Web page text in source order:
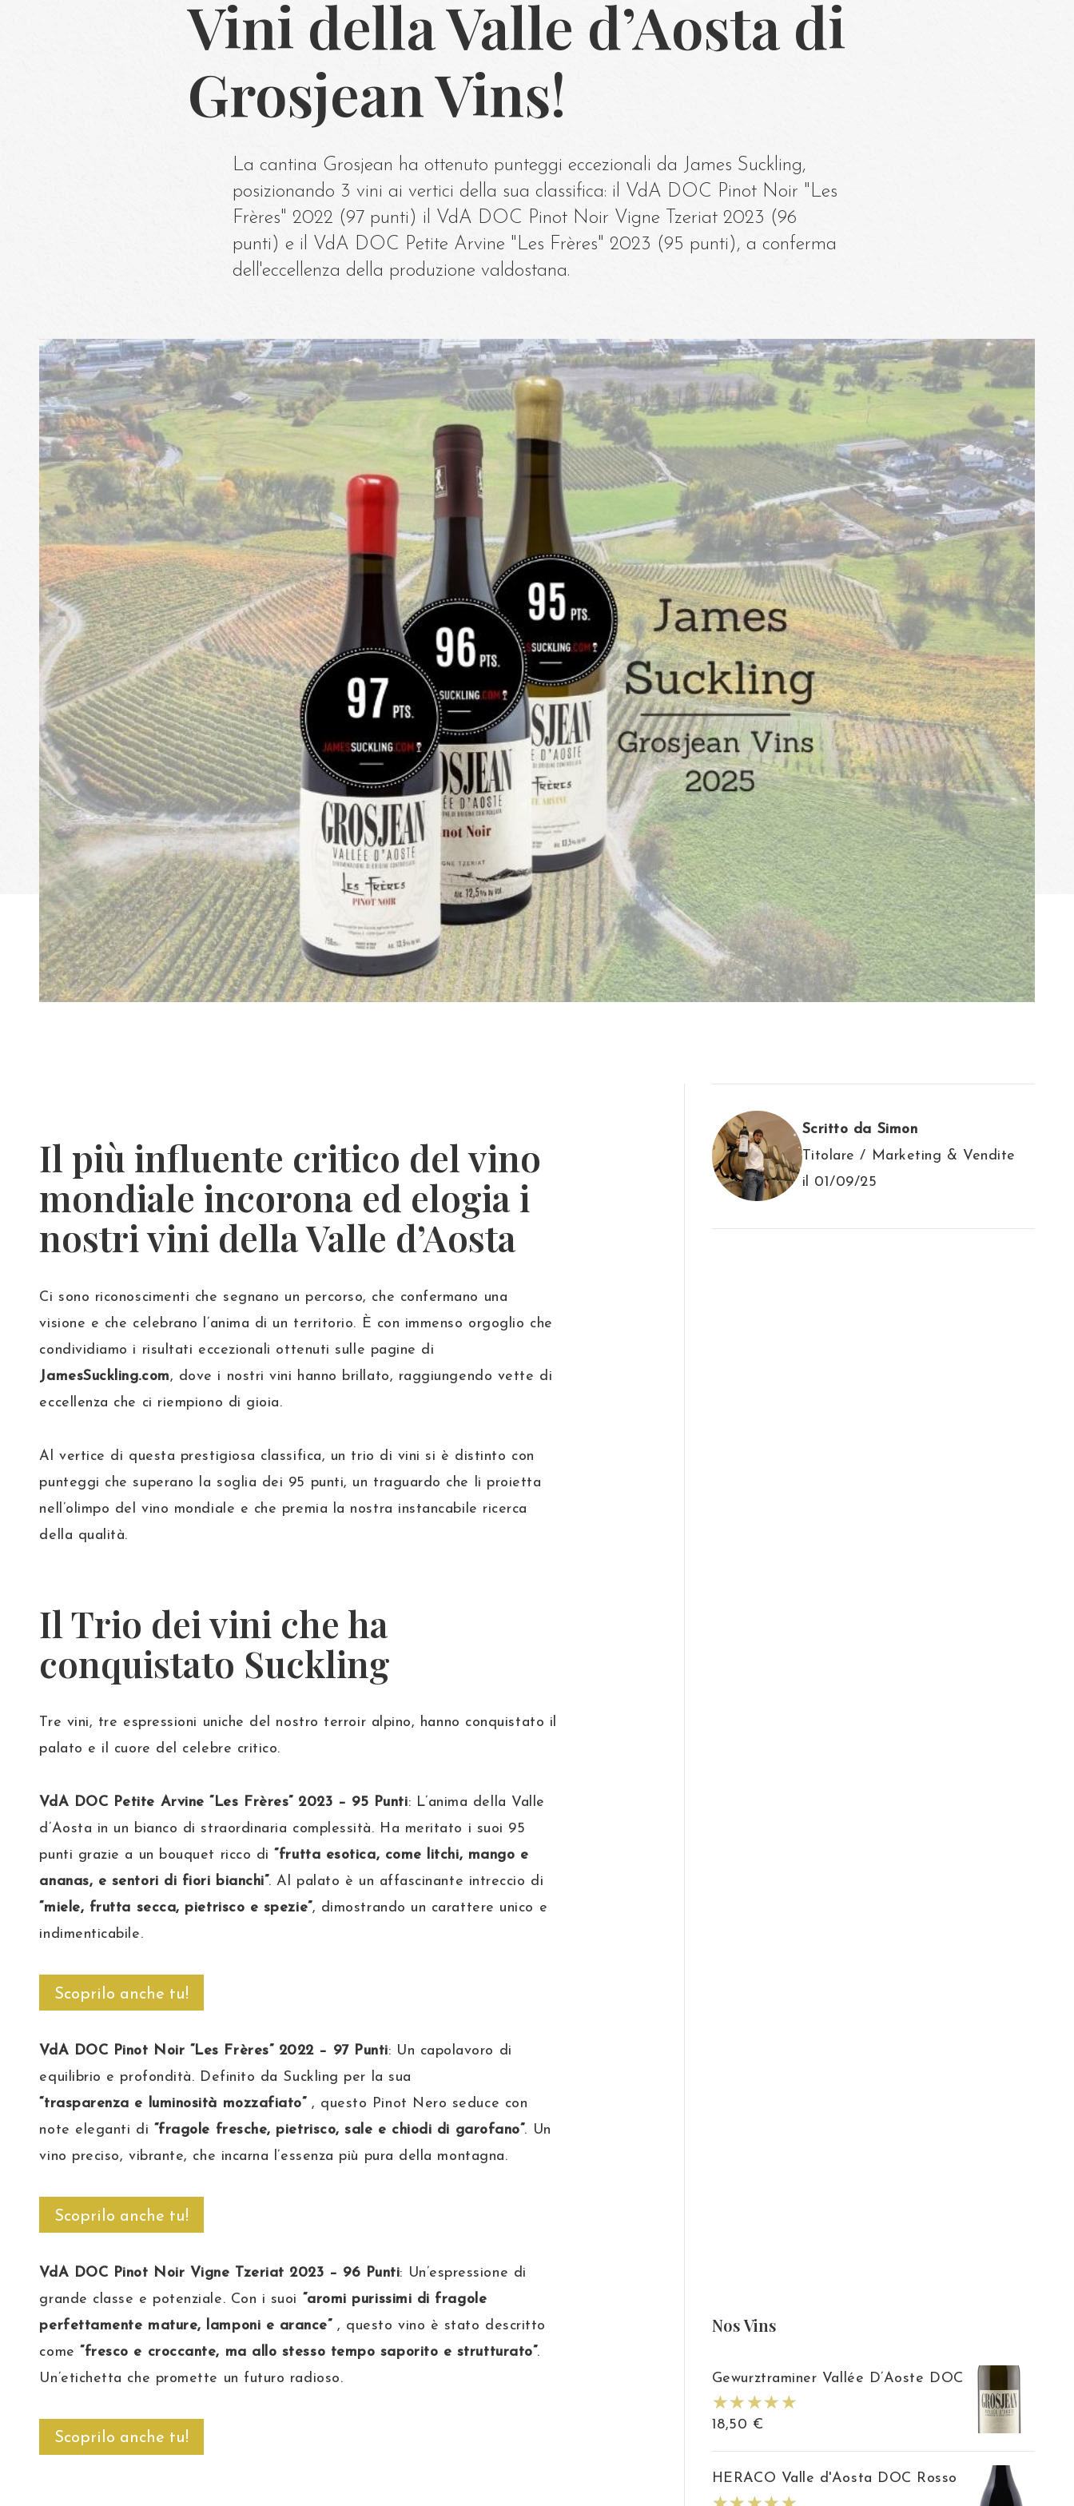
Vini della Valle d’Aosta di
Grosjean Vins!
La cantina Grosjean ha ottenuto punteggi eccezionali da James Suckling,
posizionando 3 vini ai vertici della sua classifica: il VdA DOC Pinot Noir "Les
Frères" 2022 (97 punti) il VdA DOC Pinot Noir Vigne Tzeriat 2023 (96
punti) e il VdA DOC Petite Arvine "Les Frères" 2023 (95 punti), a conferma
dell'eccellenza della produzione valdostana.
Il più influente critico del vino
mondiale incorona ed elogia i
nostri vini della Valle d’Aosta
Ci sono riconoscimenti che segnano un percorso, che confermano una
visione e che celebrano l’anima di un territorio. È con immenso orgoglio che
condividiamo i risultati eccezionali ottenuti sulle pagine di
JamesSuckling.com, dove i nostri vini hanno brillato, raggiungendo vette di
eccellenza che ci riempiono di gioia.
Al vertice di questa prestigiosa classifica, un trio di vini si è distinto con
punteggi che superano la soglia dei 95 punti, un traguardo che li proietta
nell’olimpo del vino mondiale e che premia la nostra instancabile ricerca
della qualità.
Il Trio dei vini che ha
conquistato Suckling
Tre vini, tre espressioni uniche del nostro terroir alpino, hanno conquistato il
palato e il cuore del celebre critico.
VdA DOC Petite Arvine “Les Frères” 2023 – 95 Punti: L’anima della Valle
d’Aosta in un bianco di straordinaria complessità. Ha meritato i suoi 95
punti grazie a un bouquet ricco di“frutta esotica, come litchi, mango e
ananas, e sentori di fiori bianchi”. Al palato è un affascinante intreccio di
“miele, frutta secca, pietrisco e spezie”, dimostrando un carattere unico e
indimenticabile.
Scoprilo anche tu!
VdA DOC Pinot Noir “Les Frères” 2022 – 97 Punti: Un capolavoro di
equilibrio e profondità. Definito da Suckling per la sua
“trasparenza e luminosità mozzafiato”, questo Pinot Nero seduce con
note eleganti di “fragole fresche, pietrisco, sale e chiodi di garofano”. Un
vino preciso, vibrante, che incarna l’essenza più pura della montagna.
Scoprilo anche tu!
VdA DOC Pinot Noir Vigne Tzeriat 2023 – 96 Punti: Un’espressione di
grande classe e potenziale. Con i suoi “aromi purissimi di fragole
perfettamente mature, lamponi e arance”, questo vino è stato descritto
come“fresco e croccante, ma allo stesso tempo saporito e strutturato”.
Un’etichetta che promette un futuro radioso.
Scoprilo anche tu!
Scritto da Simon
Titolare / Marketing & Vendite
il 01/09/25
Nos Vins
Gewurztraminer Vallée D’Aoste DOC
18,50 €
HERACO Valle d'Aosta DOC Rosso